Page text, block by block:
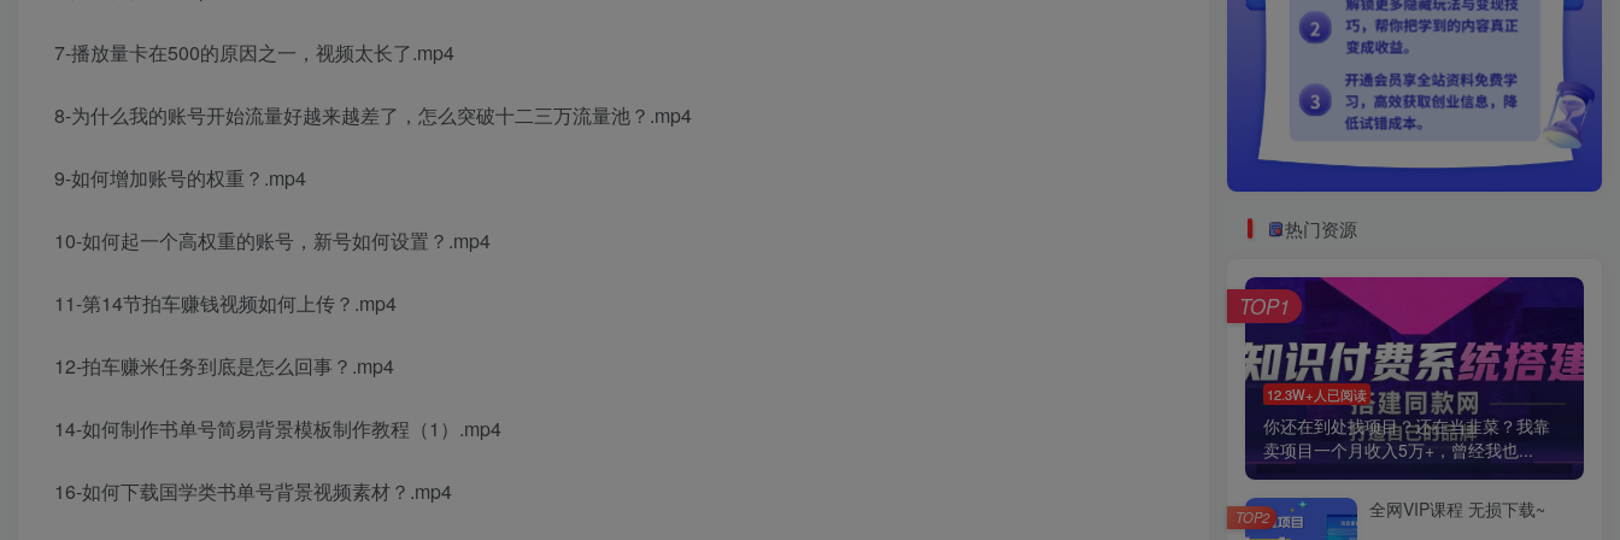
7-播放量卡在500的原因之一，视频太长了.mp4
8-为什么我的账号开始流量好越来越差了，怎么突破十二三万流量池？.mp4
9-如何增加账号的权重？.mp4
10-如何起一个高权重的账号，新号如何设置？.mp4
11-第14节拍车赚钱视频如何上传？.mp4
12-拍车赚米任务到底是怎么回事？.mp4
14-如何制作书单号简易背景模板制作教程（1）.mp4
16-如何下载国学类书单号背景视频素材？.mp4
热门资源
12.3W+人已阅读
你还在到处找项目？还在当韭菜？我靠
卖项目一个月收入5万+，曾经我也...
TOP1
全网VIP课程 无损下载~
TOP2